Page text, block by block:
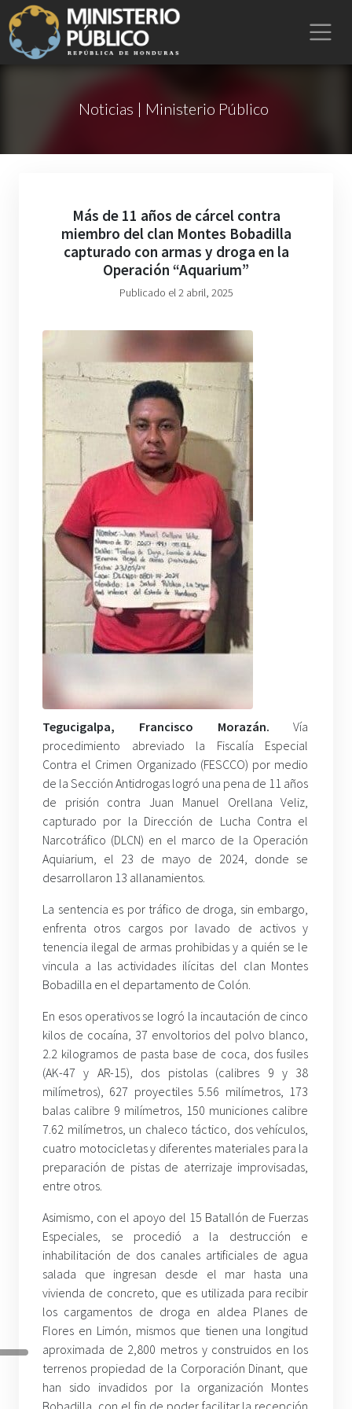
Noticias | Ministerio Público
Más de 11 años de cárcel contra
miembro del clan Montes Bobadilla
capturado con armas y droga en la
Operación “Aquarium”
Publicado el 2 abril, 2025
Tegucigalpa, Francisco Morazán. Vía
procedimiento abreviado la Fiscalía Especial
Contra el Crimen Organizado (FESCCO) por medio
de la Sección Antidrogas logró una pena de 11 años
de prisión contra Juan Manuel Orellana Veliz,
capturado por la Dirección de Lucha Contra el
Narcotráfico (DLCN) en el marco de la Operación
Aquiarium, el 23 de mayo de 2024, donde se
desarrollaron 13 allanamientos.
La sentencia es por tráfico de droga, sin embargo,
enfrenta otros cargos por lavado de activos y
tenencia ilegal de armas prohibidas y a quién se le
vincula a las actividades ilícitas del clan Montes
Bobadilla en el departamento de Colón.
En esos operativos se logró la incautación de cinco
kilos de cocaína, 37 envoltorios del polvo blanco,
2.2 kilogramos de pasta base de coca, dos fusiles
(AK-47 y AR-15), dos pistolas (calibres 9 y 38
milímetros), 627 proyectiles 5.56 milímetros, 173
balas calibre 9 milímetros, 150 municiones calibre
7.62 milímetros, un chaleco táctico, dos vehículos,
cuatro motocicletas y diferentes materiales para la
preparación de pistas de aterrizaje improvisadas,
entre otros.
Asimismo, con el apoyo del 15 Batallón de Fuerzas
Especiales, se procedió a la destrucción e
inhabilitación de dos canales artificiales de agua
salada que ingresan desde el mar hasta una
vivienda de concreto, que es utilizada para recibir
los cargamentos de droga en aldea Planes de
Flores en Limón, mismos que tienen una longitud
aproximada de 2,800 metros y construidos en los
terrenos propiedad de la Corporación Dinant, que
han sido invadidos por la organización Montes
Bobadilla, con el fin de poder facilitar la recepción